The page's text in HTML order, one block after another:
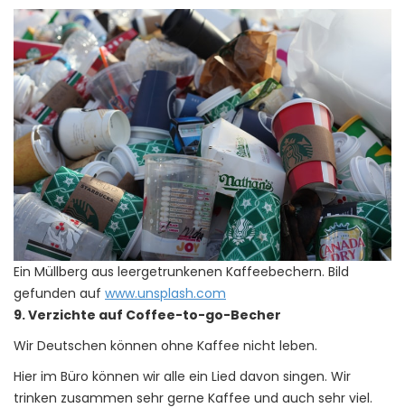
Ein Müllberg aus leergetrunkenen Kaffeebechern. Bild
gefunden auf www.unsplash.com
9. Verzichte auf Coffee-to-go-Becher
Wir Deutschen können ohne Kaffee nicht leben.
Hier im Büro können wir alle ein Lied davon singen. Wir
trinken zusammen sehr gerne Kaffee und auch sehr viel.